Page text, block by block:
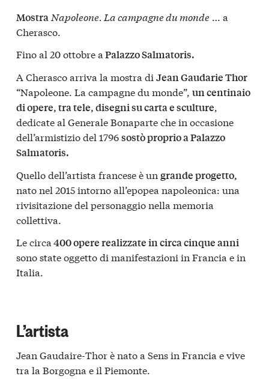
Mostra Napoleone. La campagne du monde … a
Cherasco.
Fino al 20 ottobre a Palazzo Salmatoris.
A Cherasco arriva la mostra di Jean Gaudarie Thor
“Napoleone. La campagne du monde”, un centinaio
di opere, tra tele, disegni su carta e sculture,
dedicate al Generale Bonaparte che in occasione
dell’armistizio del 1796sostò proprio a Palazzo
Salmatoris.
Quello dell’artista francese è un grande progetto,
nato nel 2015 intorno all’epopea napoleonica: una
rivisitazione del personaggio nella memoria
collettiva.
Le circa 400 opere realizzate in circa cinque anni
sono state oggetto di manifestazioni in Francia e in
Italia.
L’artista
Jean Gaudaire-Thor è nato a Sens in Francia e vive
tra la Borgogna e il Piemonte.